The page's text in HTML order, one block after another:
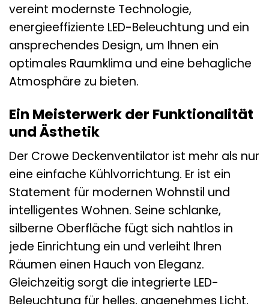
vereint modernste Technologie,
energieeffiziente LED-Beleuchtung und ein
ansprechendes Design, um Ihnen ein
optimales Raumklima und eine behagliche
Atmosphäre zu bieten.
Ein Meisterwerk der Funktionalität
und Ästhetik
Der Crowe Deckenventilator ist mehr als nur
eine einfache Kühlvorrichtung. Er ist ein
Statement für modernen Wohnstil und
intelligentes Wohnen. Seine schlanke,
silberne Oberfläche fügt sich nahtlos in
jede Einrichtung ein und verleiht Ihren
Räumen einen Hauch von Eleganz.
Gleichzeitig sorgt die integrierte LED-
Beleuchtung für helles, angenehmes Licht,